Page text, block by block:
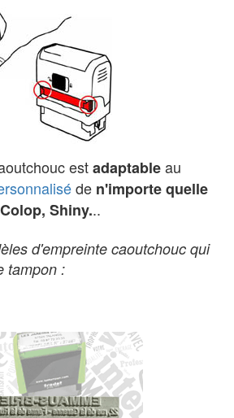
estadaptableau
de n'importe quelle
Shiny...
d'empreinte caoutchouc qui
tampon :